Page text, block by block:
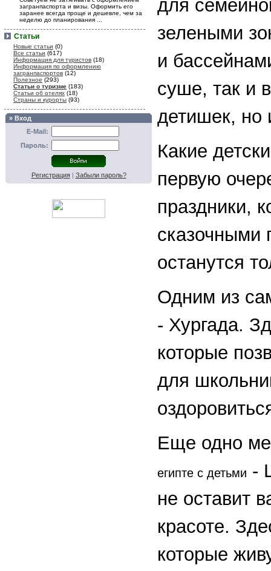
загранпаспорта и визы. Оформить его
заранее всегда проще и дешевле, чем за
неделю до планирования ...
Статьи
Новые статьи (0)
Все статьи (617)
Информация для туристов (18)
Информация по оформлению
загранпаспортов (12)
Полезное (293)
Статьи о туризме (183)
Статьи об отелях (18)
Страны и курорты (93)
» Вход
E-Mail:
Пароль:
Регистрация| Забыли пароль?
для
зелеными
и
суше, так и
детишек, но
Какие
первую
праздники,
сказочными
останутся
Одним из
- Хургада.
которые
для
Еще одно
египте с детьми -
не оставит
красоте.
которые